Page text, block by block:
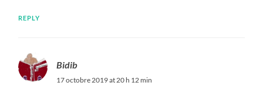
REPLY
Bidib
17 octobre 2019 at 20 h 12 min